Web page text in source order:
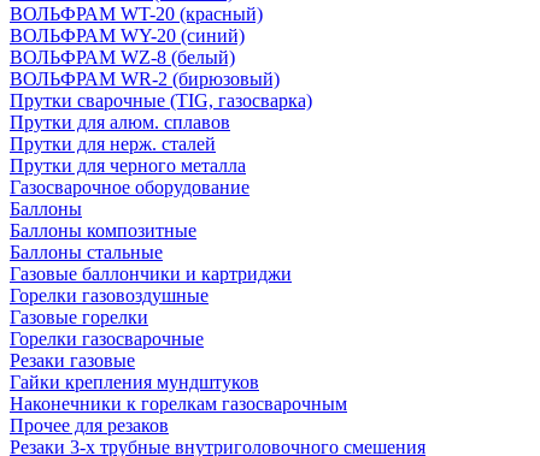
ВОЛЬФРАМ WT-20 (красный)
ВОЛЬФРАМ WY-20 (синий)
ВОЛЬФРАМ WZ-8 (белый)
ВОЛЬФРАМ WR-2 (бирюзовый)
Прутки сварочные (TIG, газосварка)
Прутки для алюм. сплавов
Прутки для нерж. сталей
Прутки для черного металла
Газосварочное оборудование
Баллоны
Баллоны композитные
Баллоны стальные
Газовые баллончики и картриджи
Горелки газовоздушные
Газовые горелки
Горелки газосварочные
Резаки газовые
Гайки крепления мундштуков
Наконечники к горелкам газосварочным
Прочее для резаков
Резаки 3-х трубные внутриголовочного смешения